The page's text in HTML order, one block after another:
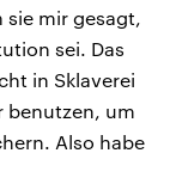
sie mir gesagt,
sei. Das
in Sklaverei
benutzen, um
Also habe